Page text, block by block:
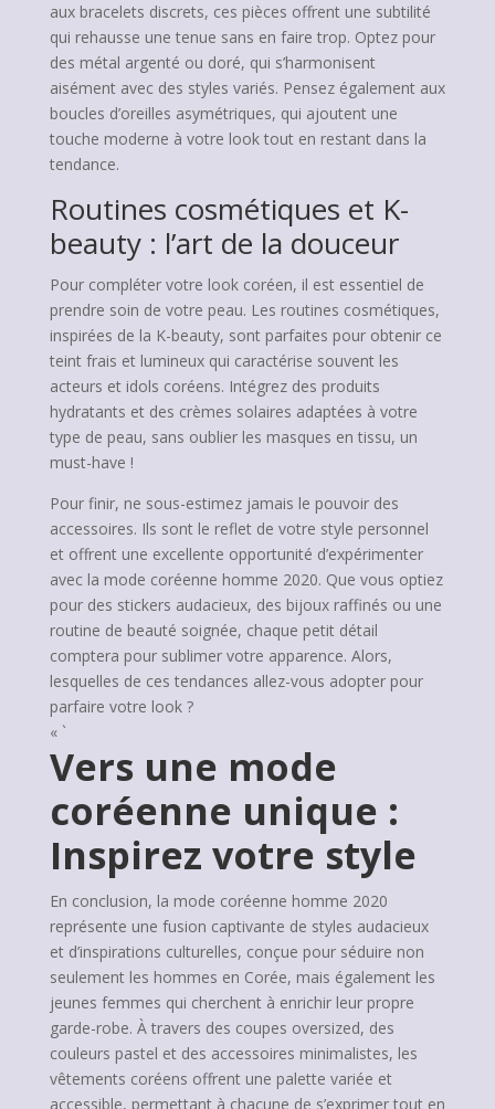
aux bracelets discrets, ces pièces offrent une subtilité
qui rehausse une tenue sans en faire trop. Optez pour
des métal argenté ou doré, qui s’harmonisent
aisément avec des styles variés. Pensez également aux
boucles d’oreilles asymétriques, qui ajoutent une
touche moderne à votre look tout en restant dans la
tendance.
Routines cosmétiques et K-
beauty : l’art de la douceur
Pour compléter votre look coréen, il est essentiel de
prendre soin de votre peau. Les routines cosmétiques,
inspirées de la K-beauty, sont parfaites pour obtenir ce
teint frais et lumineux qui caractérise souvent les
acteurs et idols coréens. Intégrez des produits
hydratants et des crèmes solaires adaptées à votre
type de peau, sans oublier les masques en tissu, un
must-have !
Pour finir, ne sous-estimez jamais le pouvoir des
accessoires. Ils sont le reflet de votre style personnel
et offrent une excellente opportunité d’expérimenter
avec la mode coréenne homme 2020. Que vous optiez
pour des stickers audacieux, des bijoux raffinés ou une
routine de beauté soignée, chaque petit détail
comptera pour sublimer votre apparence. Alors,
lesquelles de ces tendances allez-vous adopter pour
parfaire votre look ?
« `
Vers une mode
coréenne unique :
Inspirez votre style
En conclusion, la mode coréenne homme 2020
représente une fusion captivante de styles audacieux
et d’inspirations culturelles, conçue pour séduire non
seulement les hommes en Corée, mais également les
jeunes femmes qui cherchent à enrichir leur propre
garde-robe. À travers des coupes oversized, des
couleurs pastel et des accessoires minimalistes, les
vêtements coréens offrent une palette variée et
accessible, permettant à chacune de s’exprimer tout en